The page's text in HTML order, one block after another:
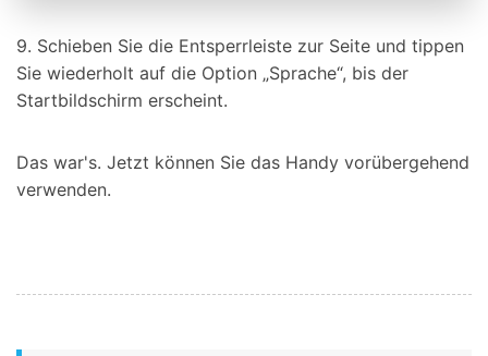
9. Schieben Sie die Entsperrleiste zur Seite und tippen
Sie wiederholt auf die Option „Sprache“, bis der
Startbildschirm erscheint.
Das war's. Jetzt können Sie das Handy vorübergehend
verwenden.